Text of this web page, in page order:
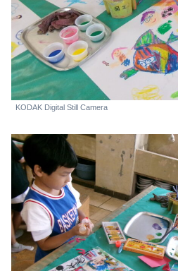
KODAK Digital Still Camera